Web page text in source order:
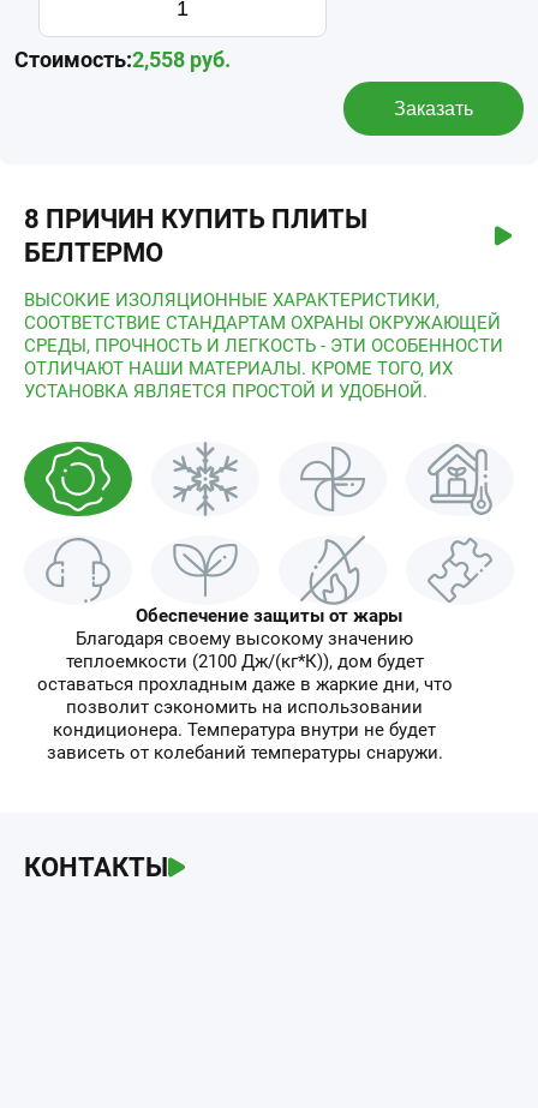
Стоимость:2,558 руб.
Заказать
8 ПРИЧИН КУПИТЬ ПЛИТЫ
БЕЛТЕРМО
ВЫСОКИЕ ИЗОЛЯЦИОННЫЕ ХАРАКТЕРИСТИКИ,
СООТВЕТСТВИЕ СТАНДАРТАМ ОХРАНЫ ОКРУЖАЮЩЕЙ
СРЕДЫ, ПРОЧНОСТЬ И ЛЕГКОСТЬ - ЭТИ ОСОБЕННОСТИ
ОТЛИЧАЮТ НАШИ МАТЕРИАЛЫ. КРОМЕ ТОГО, ИХ
УСТАНОВКА ЯВЛЯЕТСЯ ПРОСТОЙ И УДОБНОЙ.
Обеспечение защиты от жары
Благодаря своему высокому значению
теплоемкости (2100 Дж/(кг*К)), дом будет
оставаться прохладным даже в жаркие дни, что
позволит сэкономить на использовании
кондиционера. Температура внутри не будет
зависеть от колебаний температуры снаружи.
КОНТАКТЫ